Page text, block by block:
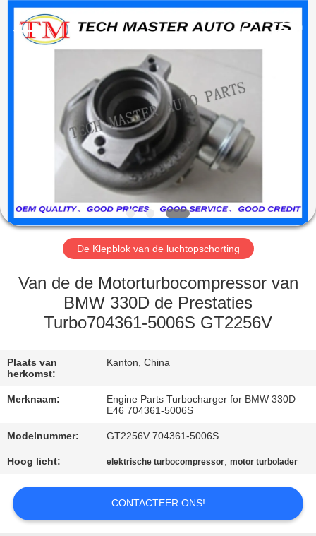
PRODUCTEN
VIDEOS
OVER
ONS
FABRIEKSRONDLEIDING
KWALITEITSCONTROLE
NEEM
ONS
OP
NIEUWS
master
auto
De Klepblok van de luchtopschorting
Van de de Motorturbocompressor van
BMW 330D de Prestaties
Turbo704361-5006S GT2256V
Plaats van
herkomst:
Kanton, China
Merknaam:
Engine Parts Turbocharger for BMW 330D
E46 704361-5006S
Modelnummer: GT2256V 704361-5006S
Hoog licht: elektrische turbocompressor,motor turbolader
CONTACTEER ONS!